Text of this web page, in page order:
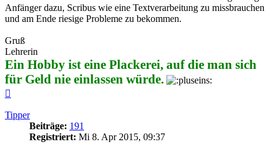
Anfänger dazu, Scribus wie eine Textverarbeitung zu missbrauchen
und am Ende riesige Probleme zu bekommen.
Gruß
Lehrerin
Ein Hobby ist eine Plackerei, auf die man sich
für Geld nie einlassen würde.
Tipper
Beiträge: 191
Registriert: Mi 8. Apr 2015, 09:37